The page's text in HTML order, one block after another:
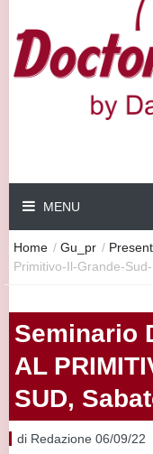
MENU
Home / Gu_pr /
Primitivo-Il-Grande-
Seminario
AL
SUD,
di Redazione 06/09/22